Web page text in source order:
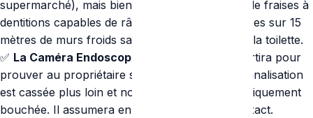
supermarché), mais bien la torsade renforcée de fraises à
dentitions capables de râper les calcaires intenses sur 15
mètres de murs froids sans fracturer l'émail de la toilette.
✅ La Caméra Endoscopique Rotative :
Il la sortira pour
prouver au propriétaire sur écran HD que la canalisation
est cassée plus loin et non plus qu'elle est mystiquement
bouchée. Il assumera en donnant le métrage exact.